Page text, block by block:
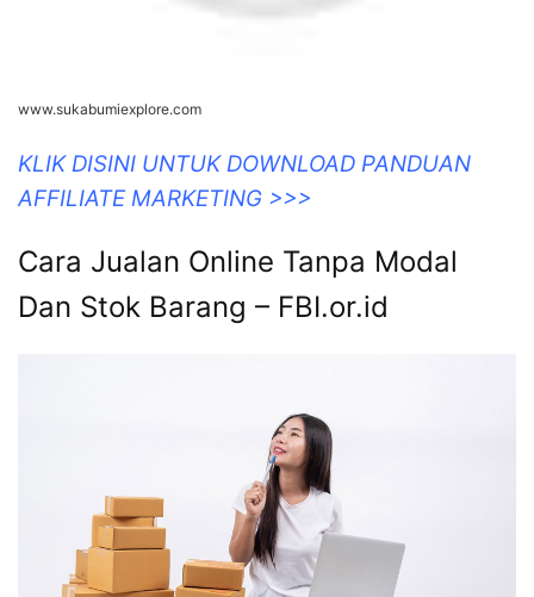
www.sukabumiexplore.com
KLIK DISINI UNTUK DOWNLOAD PANDUAN
AFFILIATE MARKETING >>>
Cara Jualan Online Tanpa Modal
Dan Stok Barang – FBI.or.id